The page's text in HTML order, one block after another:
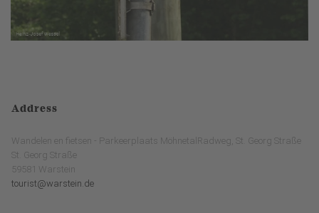
Address
Wandelen en fietsen - Parkeerplaats MöhnetalRadweg, St. Georg Straße
St. Georg Straße
59581 Warstein
tourist@warstein.de